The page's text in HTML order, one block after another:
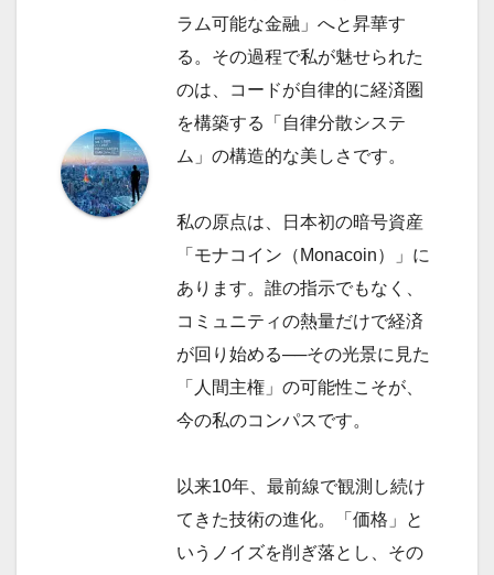
ラム可能な金融」へと昇華す
る。その過程で私が魅せられた
のは、コードが自律的に経済圏
を構築する「自律分散システ
ム」の構造的な美しさです。
私の原点は、日本初の暗号資産
「モナコイン（Monacoin）」に
あります。誰の指示でもなく、
コミュニティの熱量だけで経済
が回り始める──その光景に見た
「人間主権」の可能性こそが、
今の私のコンパスです。
以来10年、最前線で観測し続け
てきた技術の進化。「価格」と
いうノイズを削ぎ落とし、その